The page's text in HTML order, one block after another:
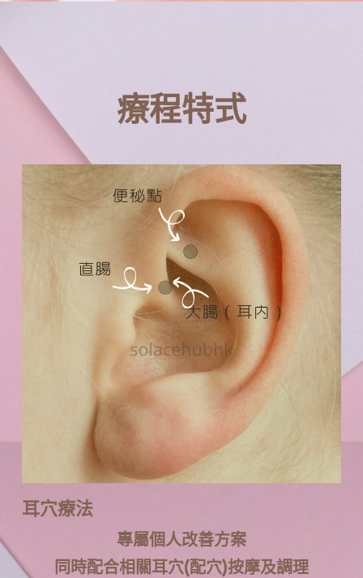
療程特式
耳穴療法
專屬個人改善方案
同時配合相關耳穴(配穴)按摩及調理